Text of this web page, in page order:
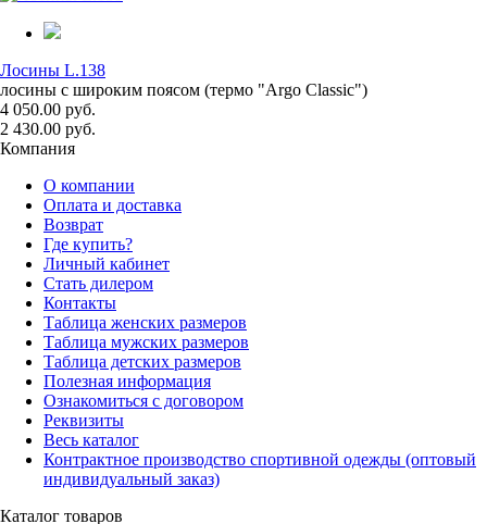
Лосины L.138
лосины с широким поясом (термо "Argo Classic")
4 050.00 руб.
2 430.00 руб.
Компания
О компании
Оплата и доставка
Возврат
Где купить?
Личный кабинет
Стать дилером
Контакты
Таблица женских размеров
Таблица мужских размеров
Таблица детских размеров
Полезная информация
Ознакомиться с договором
Реквизиты
Весь каталог
Контрактное производство спортивной одежды (оптовый
индивидуальный заказ)
Каталог товаров